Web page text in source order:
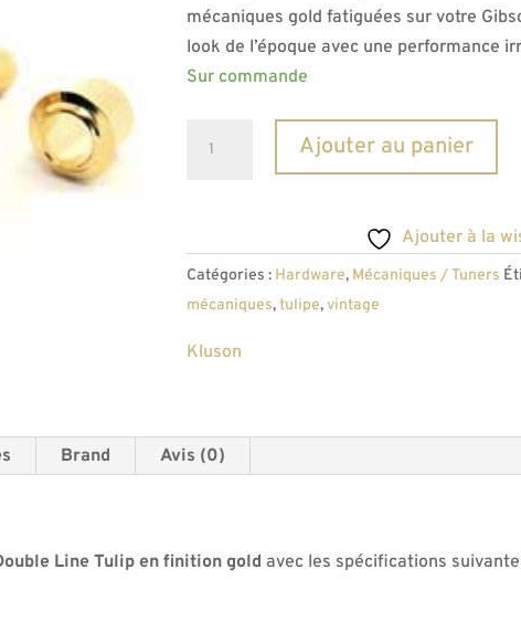
mécaniques gold fatiguées sur votre
look de l’époque avec une performance
Sur commande
tulipe
Kluson
Gold
3x3
Ajouter au panier
r
n
e
Ajouter à la
Catégories : Hardware, Mécaniques / Tuners
mécaniques,tulipe,vintage
Kluson
Brand Avis (0)
Line Tulip en finition gold avec les spécifications